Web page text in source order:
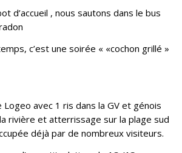
d’accueil , nous sautons dans le bus
c’est une soirée « «cochon grillé »
avec 1 ris dans la GV et génois
rivière et atterrissage sur la plage sud
déjà par de nombreux visiteurs.